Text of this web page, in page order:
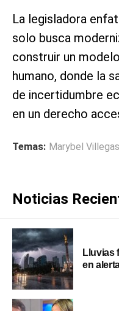
La legisladora
solo busca
construir un
humano, donde la
de incertidumbre
en un derecho
Temas: Marybel
Noticias
Lluvias
en